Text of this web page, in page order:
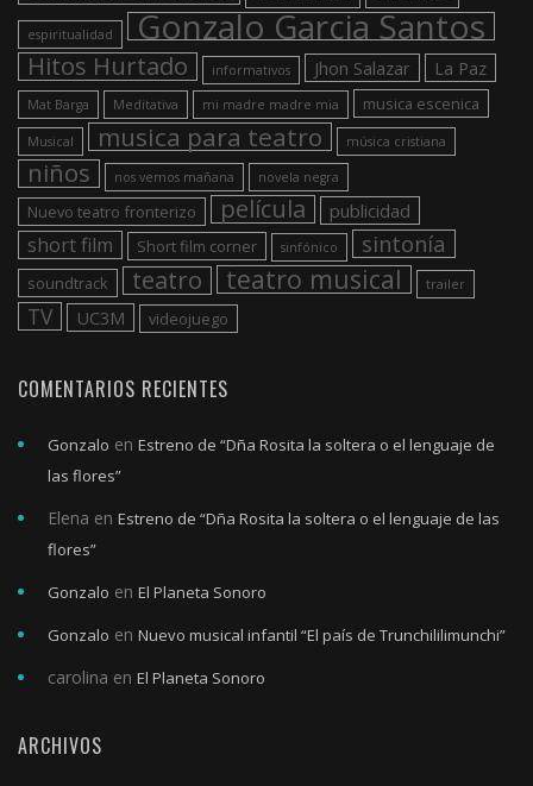
espiritualidad Gonzalo Garcia Santos
Hitos Hurtado informativos Jhon Salazar La Paz
Mat Barga Meditativa mi madre madre mia musica escenica
Musical musica para teatro música cristiana
niños nos vemos mañana novela negra
Nuevo teatro fronterizo película publicidad
short film Short film corner sinfónico sintonía
soundtrack teatro teatro musical trailer
TV UC3M videojuego
COMENTARIOS RECIENTES
Gonzalo en Estreno de “Dña Rosita la soltera o el lenguaje de
las flores”
Elena en Estreno de “Dña Rosita la soltera o el lenguaje de las
flores”
Gonzalo en El Planeta Sonoro
Gonzalo en Nuevo musical infantil “El país de Trunchililimunchi”
carolina en El Planeta Sonoro
ARCHIVOS